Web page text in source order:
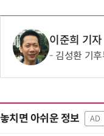
이준희 기자
김성환 기후부 장관
놓치면 아쉬운 정보 AD